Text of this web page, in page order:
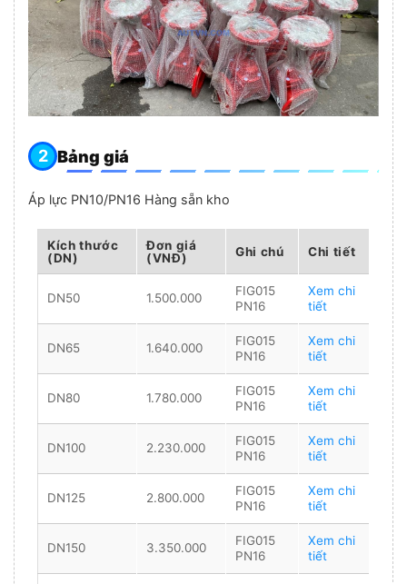
Bảng giá
Áp lực PN10/PN16 Hàng sẵn kho
Kích thước
(DN)
Đơn giá
(VNĐ)
Ghi chú Chi tiết
DN50 1.500.000
FIG015
PN16
Xem chi
tiết
DN65 1.640.000
FIG015
PN16
Xem chi
tiết
DN80 1.780.000
FIG015
PN16
Xem chi
tiết
DN100 2.230.000
FIG015
PN16
Xem chi
tiết
DN125 2.800.000
FIG015
PN16
Xem chi
tiết
DN150 3.350.000
FIG015
PN16
Xem chi
tiết